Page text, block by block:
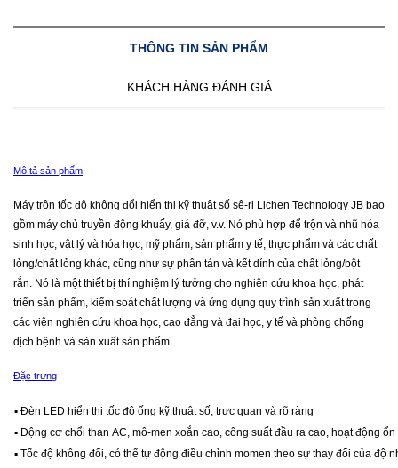
THÔNG TIN SẢN PHẨM
KHÁCH HÀNG ĐÁNH GIÁ
Mô tả sản phẩm
Máy trộn tốc độ không đổi hiển thị kỹ thuật số sê-ri Lichen Technology JB bao
gồm máy chủ truyền động khuấy, giá đỡ, v.v. Nó phù hợp để trộn và nhũ hóa
sinh học, vật lý và hóa học, mỹ phẩm, sản phẩm y tế, thực phẩm và các chất
lỏng/chất lỏng khác, cũng như sự phân tán và kết dính của chất lỏng/bột
rắn. Nó là một thiết bị thí nghiệm lý tưởng cho nghiên cứu khoa học, phát
triển sản phẩm, kiểm soát chất lượng và ứng dụng quy trình sản xuất trong
các viện nghiên cứu khoa học, cao đẳng và đại học, y tế và phòng chống
dịch bệnh và sản xuất sản phẩm.
Đặc trưng
▪ Đèn LED hiển thị tốc độ ống kỹ thuật số, trực quan và rõ ràng
▪ Động cơ chổi than AC, mô-men xoắn cao, công suất đầu ra cao, hoạt động
▪ Tốc độ không đổi, có thể tự động điều chỉnh momen theo sự thay đổi của độ